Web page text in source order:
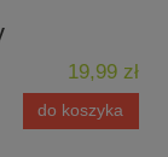
19,99 zł
do koszyka